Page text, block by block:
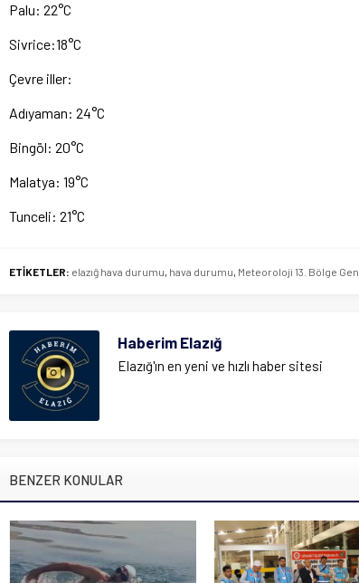
Palu: 22°C
Sivrice:18°C
Çevre iller:
Adıyaman: 24°C
Bingöl: 20°C
Malatya: 19°C
Tunceli: 21°C
ETİKETLER: elazığ hava durumu, hava durumu, Meteoroloji 13. Bölge
Haberim Elazığ
Elazığ'ın en yeni ve hızlı haber sitesi
BENZER KONULAR